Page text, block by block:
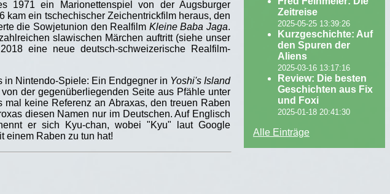
1971 ein Marionettenspiel von der Augsburger
kam ein tschechischer Zeichentrickfilm heraus, den
die Sowjetunion den Realfilm Kleine Baba Jaga.
slawischen Märchen auftritt (siehe unser
eine neue deutsch-schweizerische Realfilm-
in Nintendo-Spiele: Ein Endgegner in Yoshi's Island
der gegenüberliegenden Seite aus Pfähle unter
keine Referenz an Abraxas, den treuen Raben
diesen Namen nur im Deutschen. Auf Englisch
er sich Kyu-chan, wobei "Kyu" laut Google
einem Raben zu tun hat!
Zeitreise
2025-05-25 13:39:26
Kurzgeschichte: Auf
den Spuren der
Aliens
2025-03-16 13:17:16
Review: Die besten
Geschichten aus Fix
und Foxi
2025-01-18 20:41:30
Alle Einträge